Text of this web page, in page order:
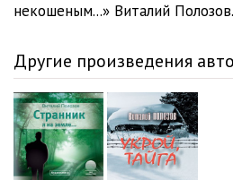
некошеным...» Виталий Полозов.
Другие произведения